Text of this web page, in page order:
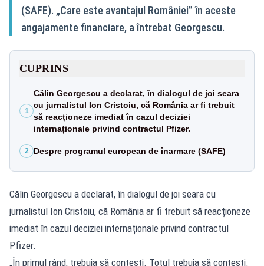
(SAFE). „Care este avantajul României” în aceste
angajamente financiare, a întrebat Georgescu.
CUPRINS
1
Călin Georgescu a declarat, în dialogul de joi seara
cu jurnalistul Ion Cristoiu, că România ar fi trebuit
să reacționeze imediat în cazul deciziei
internaționale privind contractul Pfizer.
2 Despre programul european de înarmare (SAFE)
Călin Georgescu a declarat, în dialogul de joi seara cu
jurnalistul Ion Cristoiu, că România ar fi trebuit să reacționeze
imediat în cazul deciziei internaționale privind contractul
Pfizer.
„În primul rând, trebuia să contești. Totul trebuia să contești.